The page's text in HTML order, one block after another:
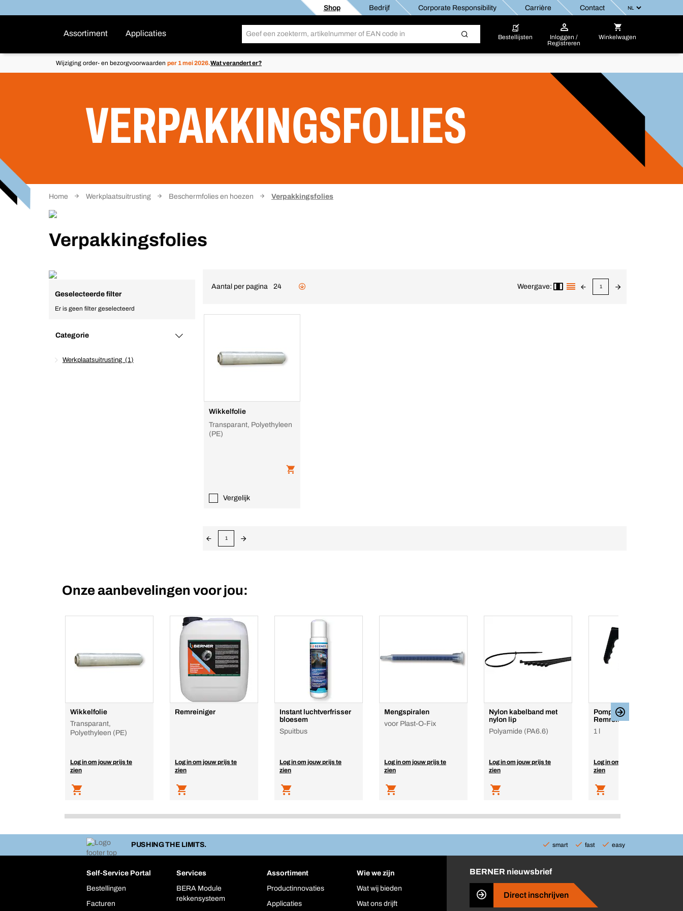
Shop Bedrijf Corporate Responsibility Carrière Contact
Assortiment Applicaties Bestellijsten
Inloggen /
Registreren
Winkelwagen
Wijziging order- en bezorgvoorwaarden per 1 mei 2026.Wat verandert er?
VERPAKKINGSFOLIES
Home Werkplaatsuitrusting Beschermfolies en hoezen Verpakkingsfolies
Verpakkingsfolies
Geselecteerde filter
Er is geen filter geselecteerd
Categorie
Werkplaatsuitrusting 1
Aantal per pagina 24 Weergave: 1
Wikkelfolie
Transparant, Polyethyleen
(PE)
Vergelijk
1
Onze aanbevelingen voor jou:
Wikkelfolie
Transparant,
Polyethyleen (PE)
Log in om jouw prijs te
zien
Remreiniger
Log in om jouw prijs te
zien
Instant luchtverfrisser
bloesem
Spuitbus
Log in om jouw prijs te
zien
Mengspiralen
voor Plast-O-Fix
Log in om jouw prijs te
zien
Nylon kabelband met
nylon lip
Polyamide (PA6.6)
Log in om jouw prijs te
zien
Pompsproeier
Remreiniger
1 l
Log in om jouw prijs te
zien
PUSHING THE LIMITS. smart fast easy
Self-Service Portal
Bestellingen
Facturen
Services
BERA Module
rekkensysteem
Assortiment
Productinnovaties
Applicaties
Wie we zijn
Wat wij bieden
Wat ons drijft
BERNER nieuwsbrief
Direct inschrijven